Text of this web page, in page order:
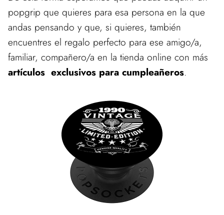
popgrip que quieres para esa persona en la que
andas pensando y que, si quieres, también
encuentres el regalo perfecto para ese amigo/a,
familiar, compañero/a en la tienda online con más
artículos exclusivos para cumpleañeros.